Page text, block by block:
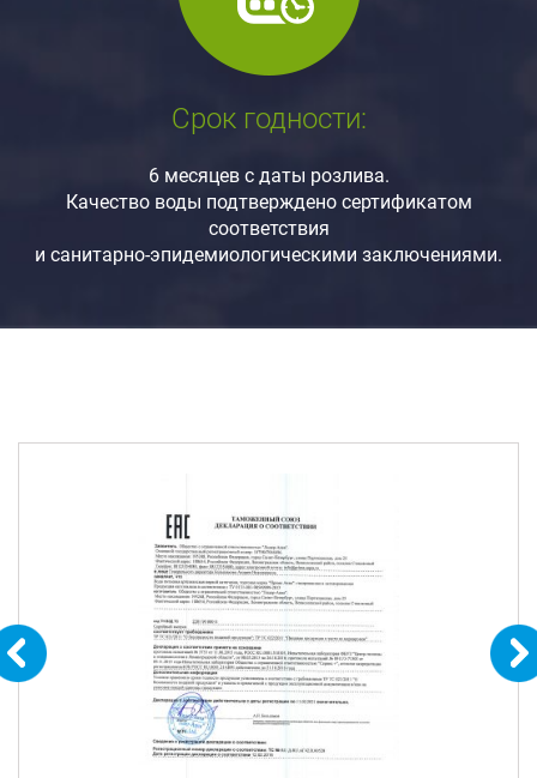
Срок годности:
6 месяцев с даты розлива.
Качество воды подтверждено сертификатом
соответствия
и санитарно-эпидемиологическими заключениями.